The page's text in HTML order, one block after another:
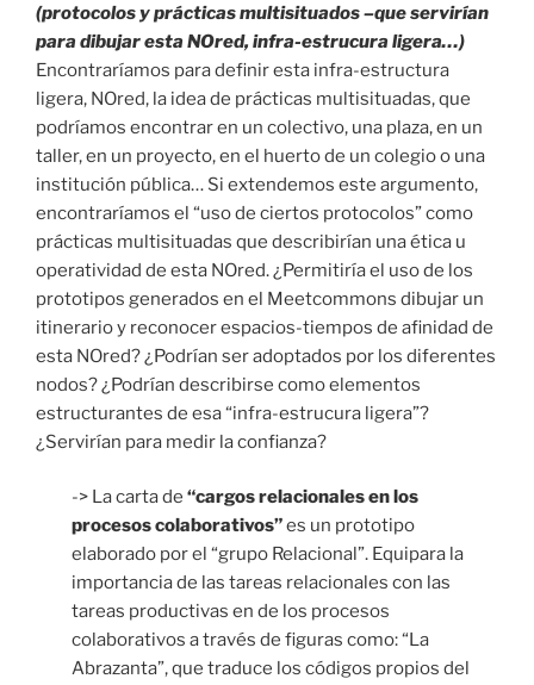
(protocolos y prácticas multisituados –que servirían
para dibujar esta NOred, infra-estrucura ligera…)
Encontraríamos para definir esta infra-estructura
ligera, NOred, la idea de prácticas multisituadas, que
podríamos encontrar en un colectivo, una plaza, en un
taller, en un proyecto, en el huerto de un colegio o una
institución pública… Si extendemos este argumento,
encontraríamos el “uso de ciertos protocolos” como
prácticas multisituadas que describirían una ética u
operatividad de esta NOred. ¿Permitiría el uso de los
prototipos generados en el Meetcommons dibujar un
itinerario y reconocer espacios-tiempos de afinidad de
esta NOred? ¿Podrían ser adoptados por los diferentes
nodos? ¿Podrían describirse como elementos
estructurantes de esa “infra-estrucura ligera”?
¿Servirían para medir la confianza?
-> La carta de “cargos relacionales en los
procesos colaborativos”es un prototipo
elaborado por el “grupo Relacional”. Equipara la
importancia de las tareas relacionales con las
tareas productivas en de los procesos
colaborativos a través de figuras como: “La
Abrazanta”, que traduce los códigos propios del